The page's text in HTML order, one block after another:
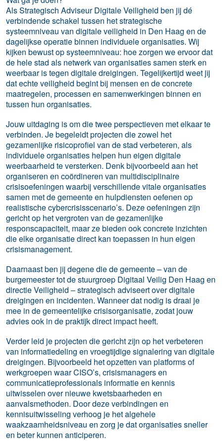
Als Strategisch Adviseur Digitale Veiligheid ben jij dé
verbindende schakel tussen het strategische
systeemniveau van digitale veiligheid in Den Haag en de
dagelijkse operatie binnen individuele organisaties. Wij
kijken bewust op systeemniveau: hoe zorgen we ervoor dat
de hele stad als netwerk van organisaties samen sterk en
weerbaar is tegen digitale dreigingen. Tegelijkertijd weet jij
dat echte veiligheid begint bij mensen en de concrete
maatregelen, processen en samenwerkingen binnen en
tussen hun organisaties.
Jouw uitdaging is om die twee perspectieven met elkaar te
verbinden. Je begeleidt projecten die zowel het
gezamenlijke risicoprofiel van de stad verbeteren, als
individuele organisaties helpen hun eigen digitale
weerbaarheid te versterken. Denk bijvoorbeeld aan het
organiseren en coördineren van multidisciplinaire
crisisoefeningen waarbij verschillende vitale organisaties
samen met de gemeente en hulpdiensten oefenen op
realistische cybercrisisscenario’s. Deze oefeningen zijn
gericht op het vergroten van de gezamenlijke
responscapaciteit, maar ze bieden ook concrete inzichten
die elke organisatie direct kan toepassen in hun eigen
crisismanagement.
Daarnaast ben jij degene die de gemeente – van de
burgemeester tot de stuurgroep Digitaal Veilig Den Haag en
directie Veiligheid – strategisch adviseert over digitale
dreigingen en incidenten. Wanneer dat nodig is draai je
mee in de gemeentelijke crisisorganisatie, zodat jouw
advies ook in de praktijk direct impact heeft.
Verder leid je projecten die gericht zijn op het verbeteren
van informatiedeling en vroegtijdige signalering van digitale
dreigingen. Bijvoorbeeld het opzetten van platforms of
werkgroepen waar CISO’s, crisismanagers en
communicatieprofessionals informatie en kennis
uitwisselen over nieuwe kwetsbaarheden en
aanvalsmethoden. Door deze verbindingen en
kennisuitwisseling verhoog je het algehele
waakzaamheidsniveau en zorg je dat organisaties sneller
en beter kunnen anticiperen.